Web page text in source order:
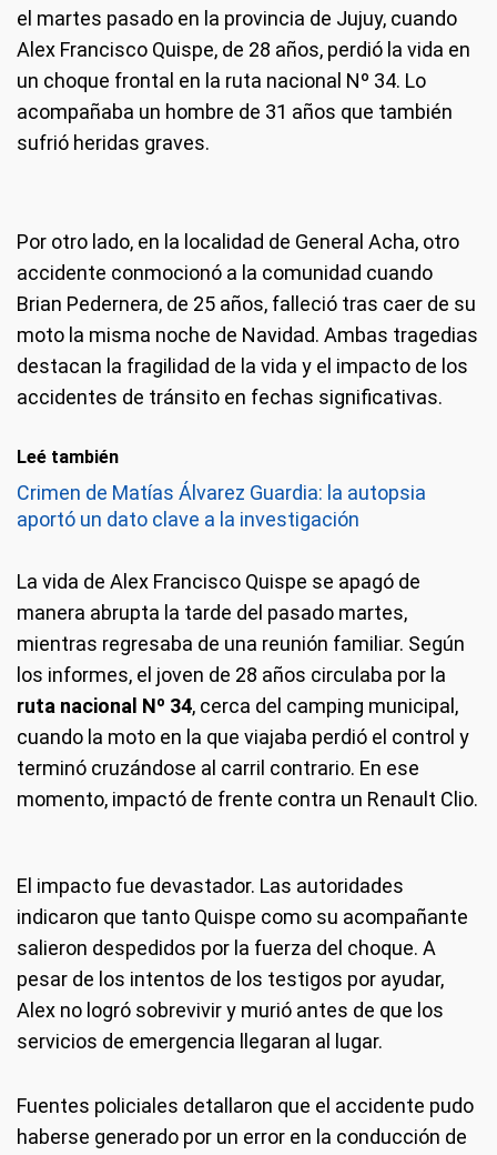
el martes pasado en la provincia de Jujuy, cuando
Alex Francisco Quispe, de 28 años, perdió la vida en
un choque frontal en la ruta nacional Nº 34. Lo
acompañaba un hombre de 31 años que también
sufrió heridas graves.
Por otro lado, en la localidad de General Acha, otro
accidente conmocionó a la comunidad cuando
Brian Pedernera, de 25 años, falleció tras caer de su
moto la misma noche de Navidad. Ambas tragedias
destacan la fragilidad de la vida y el impacto de los
accidentes de tránsito en fechas significativas.
Leé también
Crimen de Matías Álvarez Guardia: la autopsia
aportó un dato clave a la investigación
La vida de Alex Francisco Quispe se apagó de
manera abrupta la tarde del pasado martes,
mientras regresaba de una reunión familiar. Según
los informes, el joven de 28 años circulaba por la
ruta nacional Nº 34, cerca del camping municipal,
cuando la moto en la que viajaba perdió el control y
terminó cruzándose al carril contrario. En ese
momento, impactó de frente contra un Renault Clio.
El impacto fue devastador. Las autoridades
indicaron que tanto Quispe como su acompañante
salieron despedidos por la fuerza del choque. A
pesar de los intentos de los testigos por ayudar,
Alex no logró sobrevivir y murió antes de que los
servicios de emergencia llegaran al lugar.
Fuentes policiales detallaron que el accidente pudo
haberse generado por un error en la conducción de